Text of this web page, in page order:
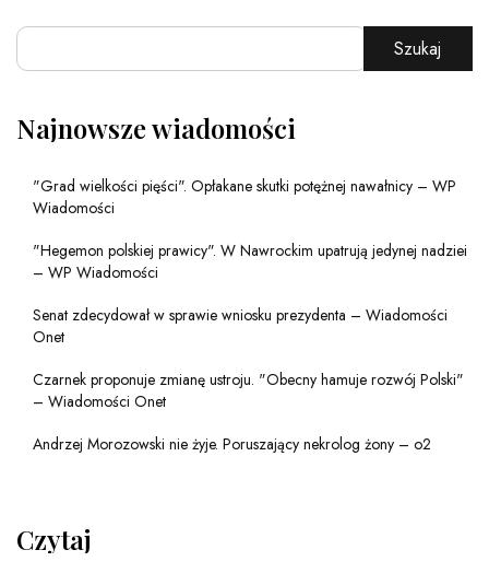
Szukaj
Najnowsze wiadomości
"Grad wielkości pięści". Opłakane skutki potężnej nawałnicy – WP
Wiadomości
"Hegemon polskiej prawicy". W Nawrockim upatrują jedynej nadziei
– WP Wiadomości
Senat zdecydował w sprawie wniosku prezydenta – Wiadomości
Onet
Czarnek proponuje zmianę ustroju. "Obecny hamuje rozwój Polski"
– Wiadomości Onet
Andrzej Morozowski nie żyje. Poruszający nekrolog żony – o2
Czytaj